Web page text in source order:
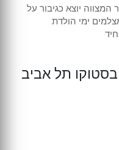
יוצא כגיבור על
ימי הולדת
תל אביב